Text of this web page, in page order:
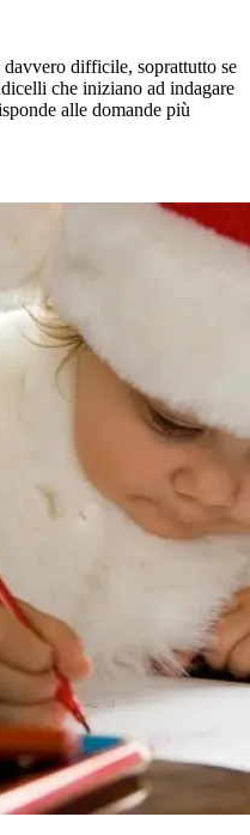
davvero difficile, soprattutto se
che iniziano ad indagare
alle domande più